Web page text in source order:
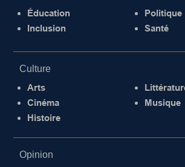
Éducation
Inclusion
Politique
Santé
Culture
Arts
Cinéma
Histoire
Musique
Opinion